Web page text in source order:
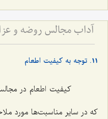
11. توجه به کیفیت اطعام
کیفیت اطعام در
که در سایر مناسبت‌ها مورد